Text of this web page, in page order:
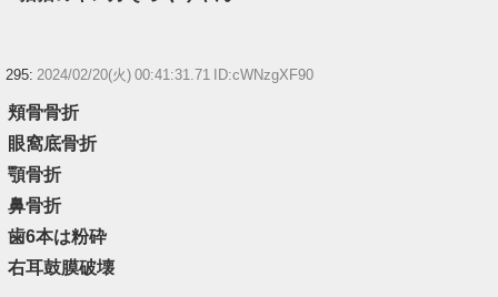
295: 2024/02/20(火) 00:41:31.71 ID:cWNzgXF90
頬骨骨折
眼窩底骨折
顎骨折
鼻骨折
歯6本は粉砕
右耳鼓膜破壊